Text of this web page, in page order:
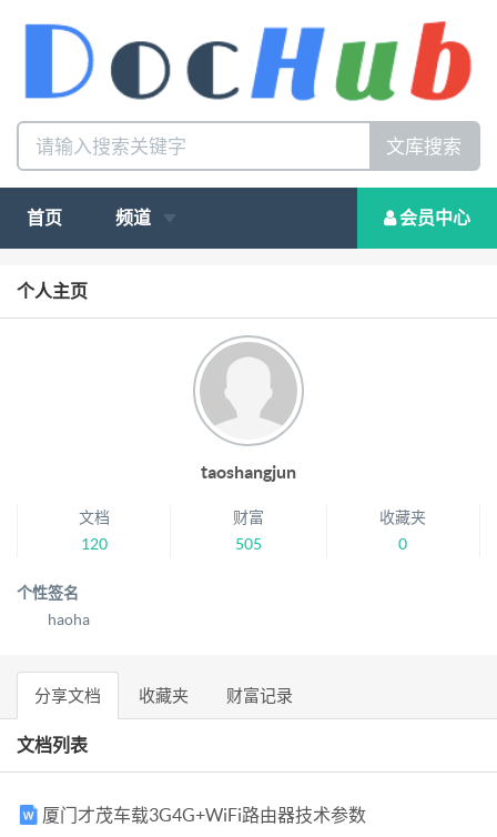
文库搜索
首页 频道 会员中心
个人主页
taoshangjun
文档
120
财富
505
收藏夹
0
个性签名
haoha
分享文档 收藏夹 财富记录
文档列表
厦门才茂车载3G4G+WiFi路由器技术参数